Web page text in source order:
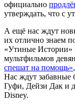
официально
утверждать, что с
А ещё нас ждут
их отлично знаем
«Утиные Истории»
мультфильмов
спешат на помощь»,
Нас ждут забавные
Гуфи, Дейзи Дак и
Disney.